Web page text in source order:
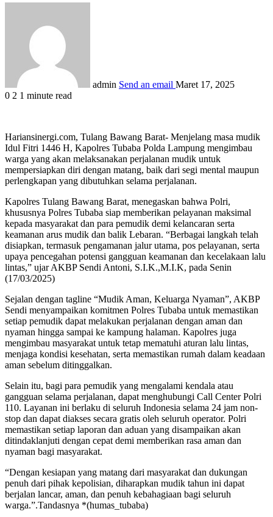
admin Send an email Maret 17, 2025
0 2 1 minute read
Hariansinergi.com, Tulang Bawang Barat- Menjelang masa mudik
Idul Fitri 1446 H, Kapolres Tubaba Polda Lampung mengimbau
warga yang akan melaksanakan perjalanan mudik untuk
mempersiapkan diri dengan matang, baik dari segi mental maupun
perlengkapan yang dibutuhkan selama perjalanan.
Kapolres Tulang Bawang Barat, menegaskan bahwa Polri,
khususnya Polres Tubaba siap memberikan pelayanan maksimal
kepada masyarakat dan para pemudik demi kelancaran serta
keamanan arus mudik dan balik Lebaran. “Berbagai langkah telah
disiapkan, termasuk pengamanan jalur utama, pos pelayanan, serta
upaya pencegahan potensi gangguan keamanan dan kecelakaan lalu
lintas,” ujar AKBP Sendi Antoni, S.I.K.,M.I.K, pada Senin
(17/03/2025)
Sejalan dengan tagline “Mudik Aman, Keluarga Nyaman”, AKBP
Sendi menyampaikan komitmen Polres Tubaba untuk memastikan
setiap pemudik dapat melakukan perjalanan dengan aman dan
nyaman hingga sampai ke kampung halaman. Kapolres juga
mengimbau masyarakat untuk tetap mematuhi aturan lalu lintas,
menjaga kondisi kesehatan, serta memastikan rumah dalam keadaan
aman sebelum ditinggalkan.
Selain itu, bagi para pemudik yang mengalami kendala atau
gangguan selama perjalanan, dapat menghubungi Call Center Polri
110. Layanan ini berlaku di seluruh Indonesia selama 24 jam non-
stop dan dapat diakses secara gratis oleh seluruh operator. Polri
memastikan setiap laporan dan aduan yang disampaikan akan
ditindaklanjuti dengan cepat demi memberikan rasa aman dan
nyaman bagi masyarakat.
“Dengan kesiapan yang matang dari masyarakat dan dukungan
penuh dari pihak kepolisian, diharapkan mudik tahun ini dapat
berjalan lancar, aman, dan penuh kebahagiaan bagi seluruh
warga.”.Tandasnya *(humas_tubaba)